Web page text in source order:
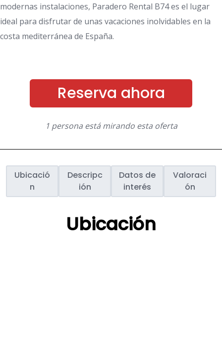
modernas instalaciones, Paradero Rental B74 es el lugar
ideal para disfrutar de unas vacaciones inolvidables en la
costa mediterránea de España.
Reserva ahora
1 persona está mirando esta oferta
Ubicació
n
Descripc
ión
Datos de
interés
Valoraci
ón
Ubicación